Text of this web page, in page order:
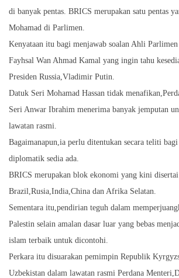
di banyak pentas. BRICS merupakan satu pentas
Mohamad di Parlimen.
Kenyataan itu bagi menjawab soalan Ahli
Fayhsal Wan Ahmad Kamal yang ingin tahu
Presiden Russia,Vladimir Putin.
Datuk Seri Mohamad Hassan tidak
Seri Anwar Ibrahim menerima banyak jemputan
lawatan rasmi.
Bagaimanapun,ia perlu ditentukan secara teliti
diplomatik sedia ada.
BRICS merupakan blok ekonomi yang kini disertai
Brazil,Rusia,India,China dan Afrika Selatan.
Sementara itu,pendirian teguh dalam
Palestin selain amalan dasar luar yang bebas
islam terbaik untuk dicontohi.
Perkara itu disuarakan pemimpin Republik
Uzbekistan dalam lawatan rasmi Perdana